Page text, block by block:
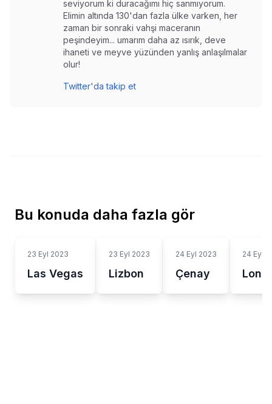
seviyorum ki duracağımı hiç sanmıyorum.
Elimin altında 130'dan fazla ülke varken, her
zaman bir sonraki vahşi maceranın
peşindeyim... umarım daha az ısırık, deve
ihaneti ve meyve yüzünden yanlış anlaşılmalar
olur!
Twitter'da takip et
Bu konuda daha fazla gör
23 Eyl 2023
Las Vegas
23 Eyl 2023
Lizbon
24 Eyl 2023
Çenay
24 Eyl
Long